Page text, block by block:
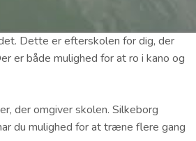
Dette er efterskolen for dig, der
er både mulighed for at ro i kano og
der omgiver skolen. Silkeborg
du mulighed for at træne flere gang